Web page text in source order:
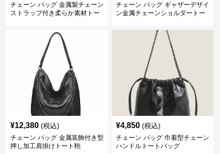
チェーン バッグ 金属製チェーン
ストラップ付き柔らか素材トー
チェーン バッグ ギャザーデザイ
ン金属チェーンショルダートー
¥12,380 (税込)
チェーン バッグ 金属装飾付き型
押し加工肩掛けトート鞄
¥4,850 (税込)
チェーン バッグ 巾着型チェーン
ハンドルトートバッグ